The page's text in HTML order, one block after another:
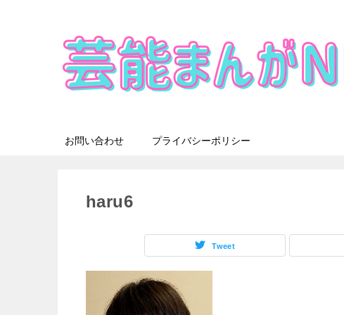
お問い合わせ プライバシーポリシー
haru6
Tweet